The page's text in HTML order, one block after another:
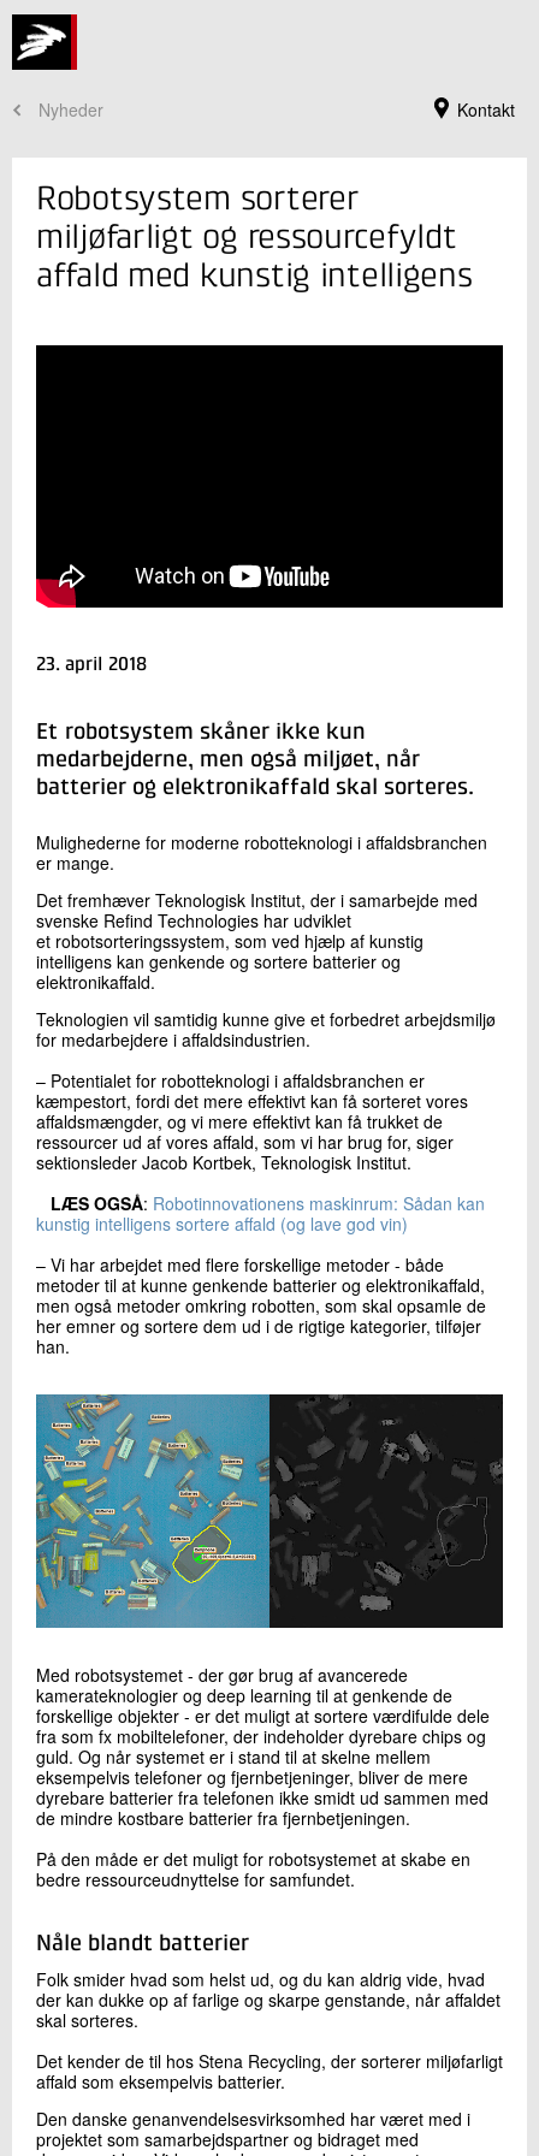
Kontakt
Nyheder
Send e-mail
LinkedIn
Send
Robotsystem sorterer
miljøfarligt og ressourcefyldt
affald med kunstig intelligens
23. april 2018
Et robotsystem skåner ikke kun
medarbejderne, men også miljøet, når
batterier og elektronikaffald skal sorteres.
Mulighederne for moderne robotteknologi i affaldsbranchen
er mange.
Det fremhæver Teknologisk Institut, der i samarbejde med
svenske Refind Technologies har udviklet
et robotsorteringssystem, som ved hjælp af kunstig
intelligens kan genkende og sortere batterier og
elektronikaffald.
Teknologien vil samtidig kunne give et forbedret arbejdsmiljø
for medarbejdere i affaldsindustrien.
– Potentialet for robotteknologi i affaldsbranchen er
kæmpestort, fordi det mere effektivt kan få sorteret vores
affaldsmængder, og vi mere effektivt kan få trukket de
ressourcer ud af vores affald, som vi har brug for, siger
sektionsleder Jacob Kortbek, Teknologisk Institut.
LÆS OGSÅ: Robotinnovationens maskinrum: Sådan kan
kunstig intelligens sortere affald (og lave god vin)
– Vi har arbejdet med flere forskellige metoder - både
metoder til at kunne genkende batterier og elektronikaffald,
men også metoder omkring robotten, som skal opsamle de
her emner og sortere dem ud i de rigtige kategorier, tilføjer
han.
Med robotsystemet - der gør brug af avancerede
kamerateknologier og deep learning til at genkende de
forskellige objekter - er det muligt at sortere værdifulde dele
fra som fx mobiltelefoner, der indeholder dyrebare chips og
guld. Og når systemet er i stand til at skelne mellem
eksempelvis telefoner og fjernbetjeninger, bliver de mere
dyrebare batterier fra telefonen ikke smidt ud sammen med
de mindre kostbare batterier fra fjernbetjeningen.
På den måde er det muligt for robotsystemet at skabe en
bedre ressourceudnyttelse for samfundet.
Nåle blandt batterier
Folk smider hvad som helst ud, og du kan aldrig vide, hvad
der kan dukke op af farlige og skarpe genstande, når affaldet
skal sorteres.
Det kender de til hos Stena Recycling, der sorterer miljøfarligt
affald som eksempelvis batterier.
Den danske genanvendelsesvirksomhed har været med i
projektet som samarbejdspartner og bidraget med